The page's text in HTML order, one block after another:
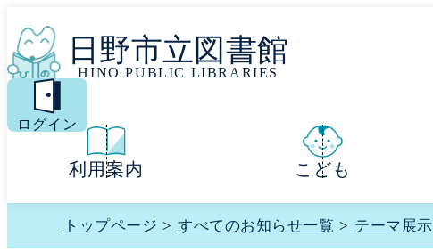
日野市立図書館
HINO PUBLIC LIBRARIES
MENU
ログイン
利用案内 こども
トップページ > すべてのお知らせ一覧 > テーマ展示